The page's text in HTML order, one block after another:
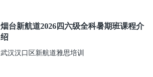
烟台新航道2026四六级全科暑期班课程介
绍
武汉汉口区新航道雅思培训